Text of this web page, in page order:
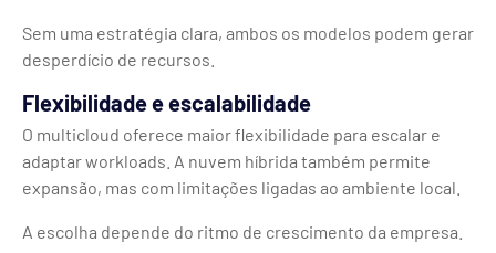
Sem uma estratégia clara, ambos os modelos podem gerar
desperdício de recursos.
Flexibilidade e escalabilidade
O multicloud oferece maior flexibilidade para escalar e
adaptar workloads. A nuvem híbrida também permite
expansão, mas com limitações ligadas ao ambiente local.
A escolha depende do ritmo de crescimento da empresa.